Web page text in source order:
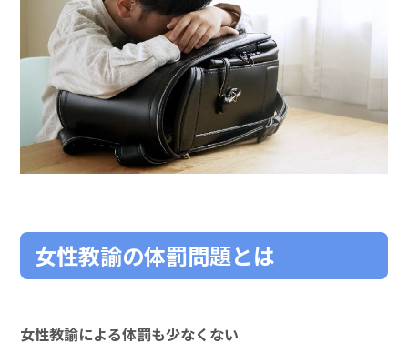
女性教諭の体罰問題とは
女性教諭による体罰も少なくない